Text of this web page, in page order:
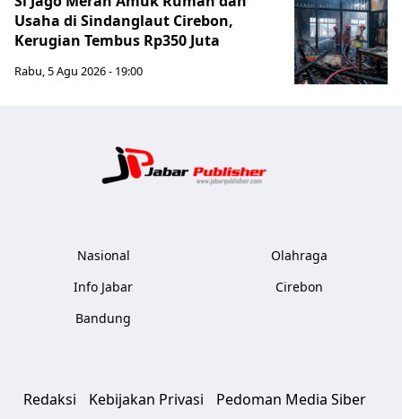
Usaha di Sindanglaut Cirebon,
Kerugian Tembus Rp350 Juta
Rabu, 5 Agu 2026 - 19:00
Nasional
Info Jabar
Bandung
Olahraga
Cirebon
Redaksi Kebijakan Privasi Pedoman Media Siber